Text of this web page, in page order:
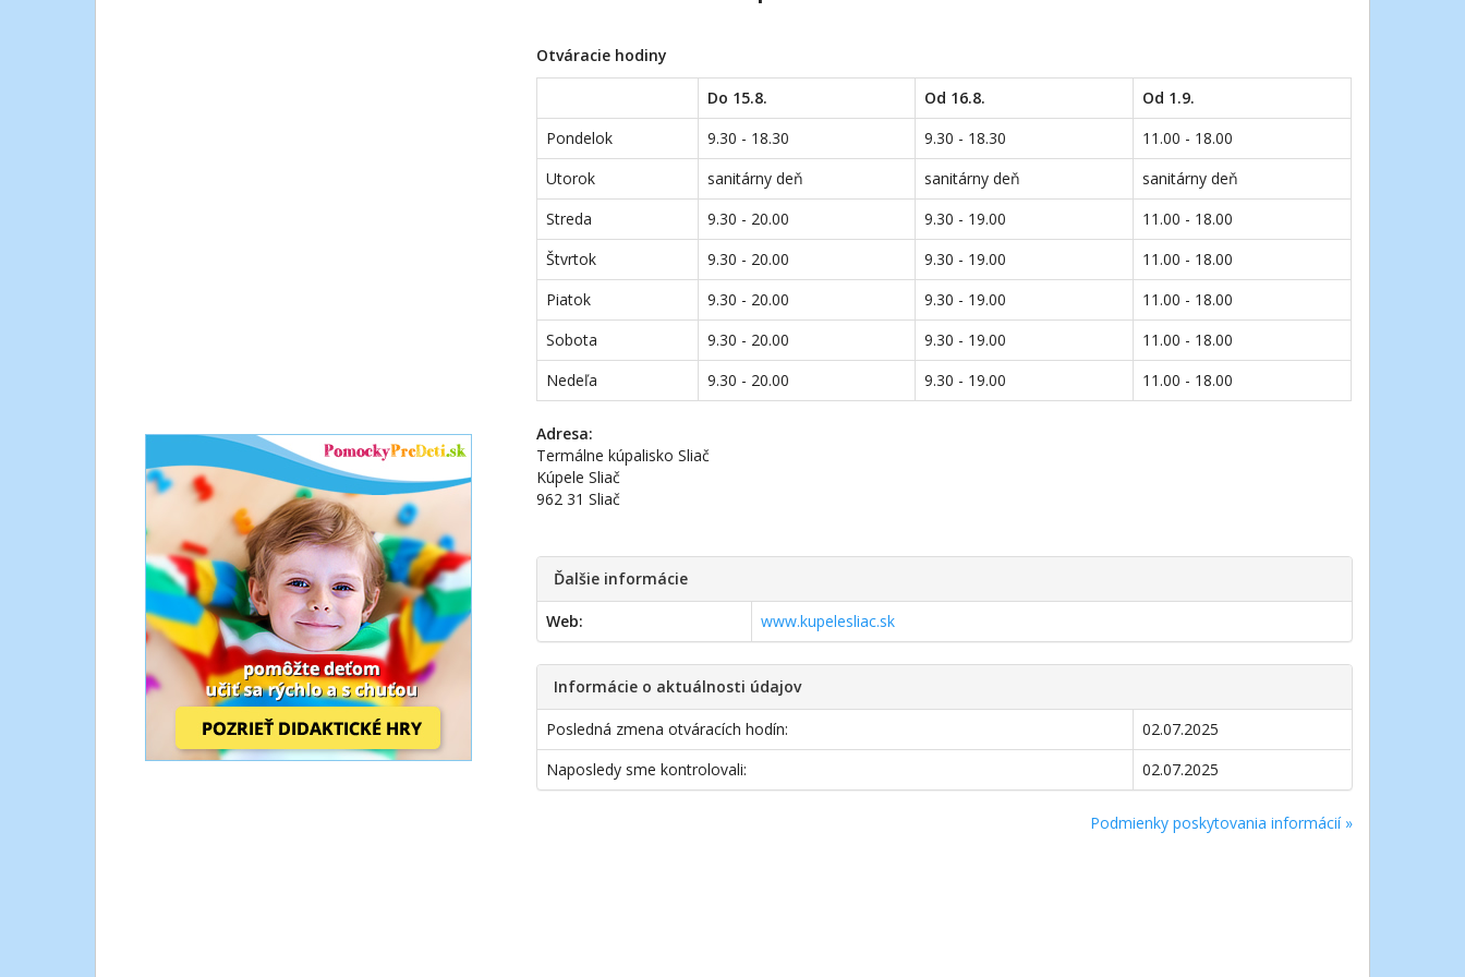
Otváracie hodiny
Do 15.8. Od 16.8.
Od 1.9.
Pondelok
9.30 - 18.30 9.30 - 18.30
11.00 - 18.00
Utorok
sanitárny deň sanitárny deň
sanitárny deň
Streda
9.30 - 20.00 9.30 - 19.00
11.00 - 18.00
Štvrtok
9.30 - 20.00 9.30 - 19.00
11.00 - 18.00
Piatok
9.30 - 20.00 9.30 - 19.00
11.00 - 18.00
Sobota
9.30 - 20.00 9.30 - 19.00
11.00 - 18.00
Nedeľa
9.30 - 20.00 9.30 - 19.00 11.00 - 18.00
Adresa:
Termálne kúpalisko Sliač
Kúpele Sliač
962 31 Sliač
Ďalšie informácie
Web: www.kupelesliac.sk
Informácie o aktuálnosti údajov
Posledná zmena otváracích hodín:
02.07.2025
Naposledy sme kontrolovali:
02.07.2025
Podmienky poskytovania informácií »